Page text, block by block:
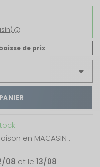
de prix
en MAGASIN :
08 et le 13/08